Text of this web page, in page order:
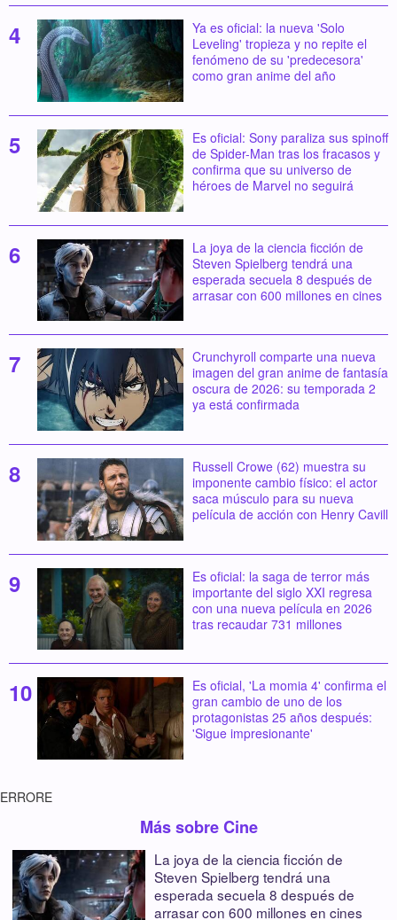
Ya es oficial: la nueva 'Solo
Leveling' tropieza y no repite el
fenómeno de su 'predecesora'
como gran anime del año
Es oficial: Sony paraliza sus spinoff
de Spider-Man tras los fracasos y
confirma que su universo de
héroes de Marvel no seguirá
La joya de la ciencia ficción de
Steven Spielberg tendrá una
esperada secuela 8 después de
arrasar con 600 millones en cines
Crunchyroll comparte una nueva
imagen del gran anime de fantasía
oscura de 2026: su temporada 2
ya está confirmada
Russell Crowe (62) muestra su
imponente cambio físico: el actor
saca músculo para su nueva
película de acción con Henry Cavill
Es oficial: la saga de terror más
importante del siglo XXI regresa
con una nueva película en 2026
tras recaudar 731 millones
Es oficial, 'La momia 4' confirma el
gran cambio de uno de los
protagonistas 25 años después:
'Sigue impresionante'
ERRORE
Más sobre Cine
La joya de la ciencia ficción de
Steven Spielberg tendrá una
esperada secuela 8 después de
arrasar con 600 millones en cines